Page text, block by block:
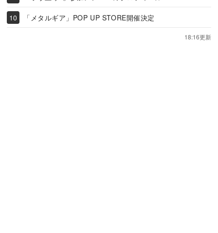
「メタルギア」POP UP STORE開催決定
18:16更新